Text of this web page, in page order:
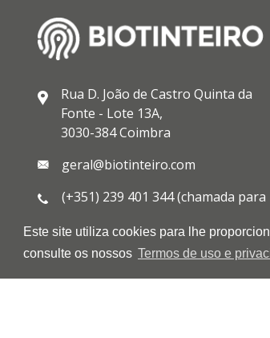
Este site utiliza cookies para lhe
consulte os nossos Termos de uso e
Rua D. João de Castro Quinta da
Fonte - Lote 13A,
3030-384 Coimbra
geral@biotinteiro.com
(+351) 239 401 344 (chamada para
(+351) 933 013 443 (chamada para
rede móvel nacional)